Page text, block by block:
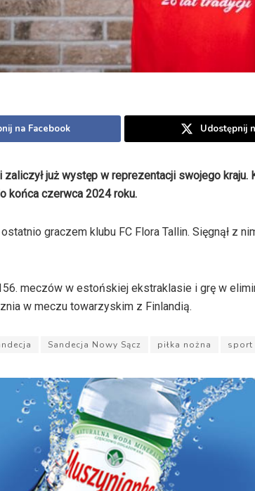
na Facebook Udostępnij
zaliczył już występ w reprezentacji swojego
końca czerwca 2024 roku.
graczem klubu FC Flora Tallin. Sięgnął z
meczów w estońskiej ekstraklasie i grę w
w meczu towarzyskim z Finlandią.
Sandecja Nowy Sącz piłka nożna sport